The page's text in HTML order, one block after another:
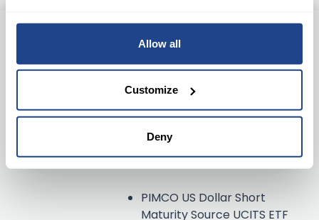
Allow all
Customize
Deny
ETF DEL
MERCATO
MONETARIO
POTENZIALMENTE
INTERESSANTI:
PIMCO US Dollar Short
Maturity Source UCITS ETF